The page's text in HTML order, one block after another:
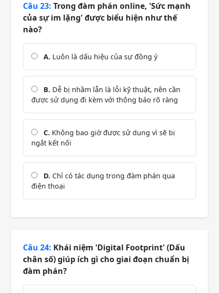
Câu 23: Trong đàm phán online, 'Sức mạnh
của sự im lặng' được biểu hiện như thế
nào?
A. Luôn là dấu hiệu của sự đồng ý
B. Dễ bị nhầm lẫn là lỗi kỹ thuật, nên cần
được sử dụng đi kèm với thông báo rõ ràng
C. Không bao giờ được sử dụng vì sẽ bị
ngắt kết nối
D. Chỉ có tác dụng trong đàm phán qua
điện thoại
Câu 24: Khái niệm 'Digital Footprint' (Dấu
chân số) giúp ích gì cho giai đoạn chuẩn bị
đàm phán?